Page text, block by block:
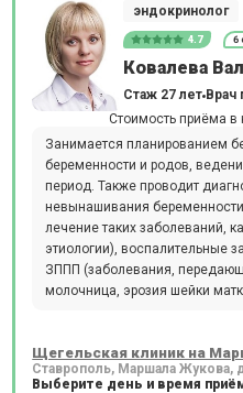
эндокринолог
4.7 6
Ковалева
Стаж 27 лет Врач
Стоимость приёма в
Занимается планированием
беременности и родов,
период. Также проводит
невынашивания
лечение таких заболеваний,
этиологии), воспалительные
ЗППП (заболевания,
молочница, эрозия шейки
Щегельская клиник на
Ставрополь, Маршала Жукова,
Выберите день и время